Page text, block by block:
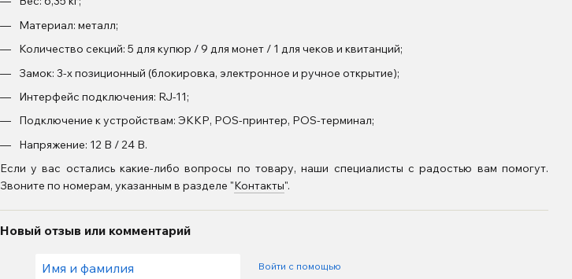
Материал: металл;
Количество секций: 5 для купюр / 9 для монет / 1 для чеков и квитанций;
Замок: 3-х позиционный (блокировка, электронное и ручное открытие);
Интерфейс подключения: RJ-11;
Подключение к устройствам: ЭККР, POS-принтер, POS-терминал;
Напряжение: 12 В / 24 В.
Если у вас остались какие-либо вопросы по товару, наши специалисты с радостью вам помогут.
Звоните по номерам, указанным в разделе "Контакты".
Новый отзыв или комментарий
Войти с помощью